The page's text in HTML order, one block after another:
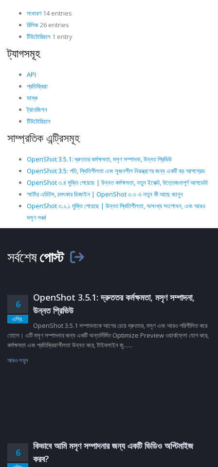
সাধারণ 14 entries
রিলিজ26 entries
টিউটোরিয়াল 1 entry
ট্যাগসমূহ
API
প্রতিক্রিয়া
মাস্ক
ট্রানজিশন
টিউটোরিয়াল
সাম্প্রতিক এন্ট্রিসমূহ
OpenShot 3.5.1: দ্রুততর কর্মক্ষমতা, মসৃণ সম্পাদনা, উন্নত প্রিভিউ
OpenShot 3.5: গতি, স্থিতিশীলতা এবং সৃজনশীল নিয়ন্ত্রণের জন্য একটি বড় আপগ্রেড
OpenShot ৩.৪ মুক্তি পেয়েছে | উন্নত কর্মক্ষমতা, নতুন ইফেক্ট, উত্তেজনাপূর্ণ আপডেট!
স্মার্টার এডিটস, চমৎকার ডিজাইন | OpenShot ৩.৩ এ নতুন কী আছে জানুন
OpenShot ৩.২.১ মুক্তি পেয়েছে | উন্নত স্থিতিশীলতা, অসংখ্য সংশোধন, এবং আরও
মসৃণ লঞ্চ!
সর্বশেষপোস্ট
6
এপ্রি.
OpenShot 3.5.1: দ্রুততর কর্মক্ষমতা, মসৃণ সম্পাদনা,
উন্নত প্রিভিউ
OpenShot 3.5.1 সম্পাদনাকে আগের চেয়ে দ্রুততর, মসৃণ এবং আরও পরিশীলিত করে
তোলে। এটি মসৃণ সম্পাদনার জন্য একটি অন্তর্নির্মিত Optimize Preview ওয়ার্কফ্লো যোগ করে,
কর্মক্ষমতা এবং প্রতিক্রিয়াশীলতা উন্নত করে, টাইমলাইন জু......
আরও পড়ুন
6
কিভাবে আমি মসৃণ সম্পাদনার জন্য একটি ভিডিও অপ্টিমাইজ
করব?